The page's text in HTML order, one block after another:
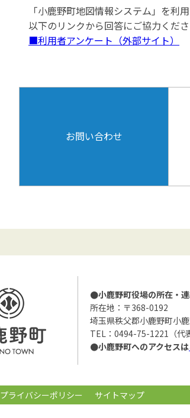
「小鹿野町地図情報システム」を利
以下のリンクから回答にご協力くださ
■利用者アンケート（外部サイト）
お問い合わせ
●小鹿野町役場の所在・
所在地：〒368-0192
埼玉県秩父郡小鹿野町小
TEL：0494-75-1221（代
●小鹿野町へのアクセスは
プライバシーポリシー サイトマップ